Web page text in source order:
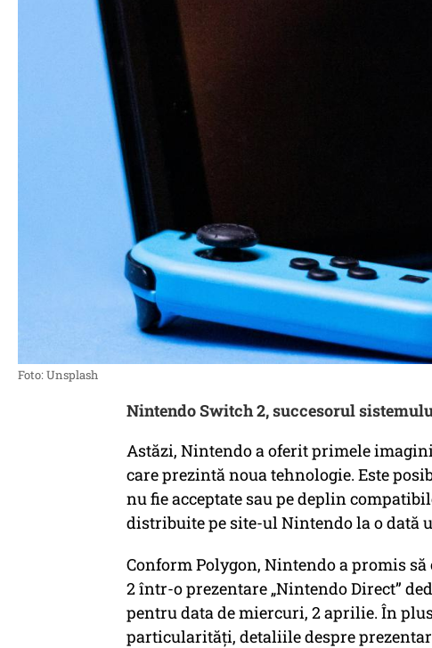
Foto: Unsplash
Nintendo Switch 2, succesorul
Astăzi, Nintendo a oferit primele
care prezintă noua tehnologie. Este
nu fie acceptate sau pe deplin
distribuite pe site-ul Nintendo la o dată
Conform Polygon, Nintendo a promis
2 într-o prezentare „Nintendo Direct”
pentru data de miercuri, 2 aprilie. În
particularități, detaliile despre